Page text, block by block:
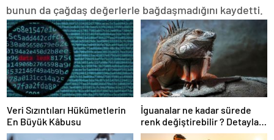
bunun da çağdaş değerlerle bağdaşmadığını kaydetti.
Veri Sızıntıları Hükümetlerin
En Büyük Kâbusu
İguanalar ne kadar sürede
renk değiştirebilir ? Detaylar
burada…